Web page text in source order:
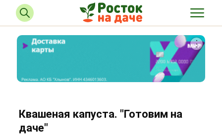
Квашеная капуста. "Готовим на
даче"